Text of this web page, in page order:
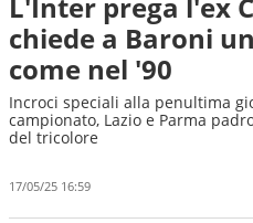
chiede a Baroni
come nel '90
Incroci speciali alla penultima
campionato, Lazio e Parma
del tricolore
17/05/25 16:59